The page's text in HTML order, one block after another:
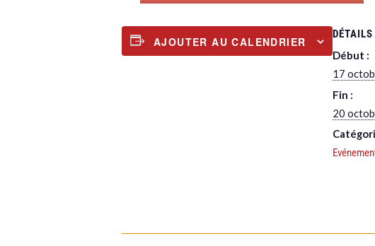
AJOUTER AU CALENDRIER
DÉTAILS
Début :
17
Fin :
20